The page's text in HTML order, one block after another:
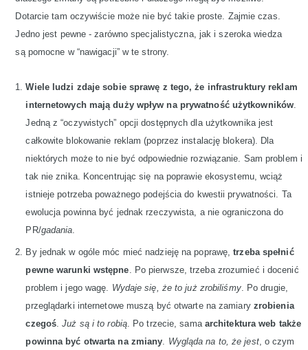
Dotarcie tam oczywiście może nie być takie proste. Zajmie czas.
Jedno jest pewne - zarówno specjalistyczna, jak i szeroka wiedza
są pomocne w “nawigacji” w te strony.
Wiele ludzi zdaje sobie sprawę z tego, że ​​infrastruktury reklam
internetowych mają duży wpływ na prywatność użytkowników.
Jedną z “oczywistych” opcji dostępnych dla użytkownika jest
całkowite blokowanie reklam (poprzez instalację blokera). Dla
niektórych może to nie być odpowiednie rozwiązanie. Sam problem i
tak nie znika. Koncentrując się na poprawie ekosystemu, wciąż
istnieje potrzeba poważnego podejścia do kwestii prywatności. Ta
ewolucja powinna być jednak rzeczywista, a nie ograniczona do
PR/gadania.
By jednak w ogóle móc mieć nadzieję na poprawę,trzeba spełnić
pewne warunki wstępne . Po pierwsze, trzeba zrozumieć i docenić
problem i jego wagę. Wydaje się, że to już zrobiliśmy. Po drugie,
przeglądarki internetowe muszą być otwarte na zamiary zrobienia
czegoś .Już są i to robią. Po trzecie, sama architektura web także
powinna być otwarta na zmiany
Wygląda na to, że jest, o czym